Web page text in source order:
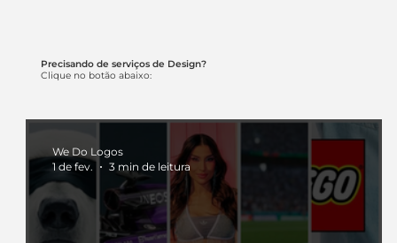
Precisando de serviços de Design?
Clique no botão abaixo:
We Do Logos
1 de fev.
3 min de leitura